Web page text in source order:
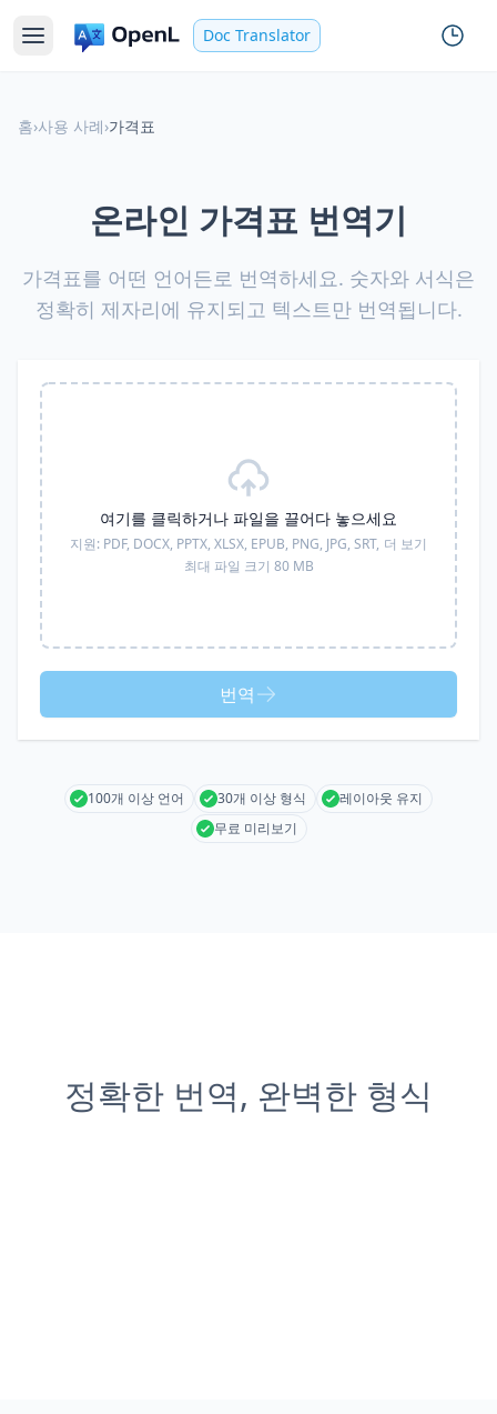
Doc Translator
홈›사용 사례›가격표
온라인 가격표 번역기
가격표를 어떤 언어든로 번역하세요. 숫자와 서식은
정확히 제자리에 유지되고 텍스트만 번역됩니다.
여기를 클릭하거나 파일을 끌어다 놓으세요
지원: PDF, DOCX, PPTX, XLSX, EPUB, PNG, JPG, SRT, 더 보기
최대 파일 크기 80 MB
번역
100개 이상 언어 30개 이상 형식
레이아웃 유지
무료 미리보기
정확한 번역, 완벽한 형식